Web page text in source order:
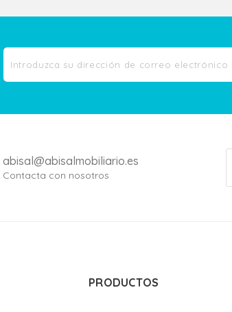
abisal@abisalmobiliario.es
Contacta con nosotros
PRODUCTOS